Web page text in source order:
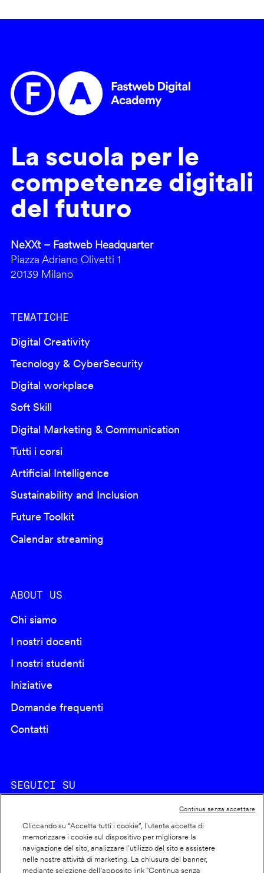
La scuola per le
competenze digitali
del futuro
NeXXt – Fastweb Headquarter
Piazza Adriano Olivetti 1
20139 Milano
TEMATICHE
Digital Creativity
Tecnology & CyberSecurity
Digital workplace
Soft Skill
Digital Marketing & Communication
Tutti i corsi
Artificial Intelligence
Sustainability and Inclusion
Future Toolkit
Calendar streaming
ABOUT US
Chi siamo
I nostri docenti
I nostri studenti
Iniziative
Domande frequenti
Contatti
SEGUICI SU
Cookie policy
Cliccando su “Accetta tutti i cookie”, l'utente accetta di
memorizzare i cookie sul dispositivo per migliorare la
navigazione del sito, analizzare l'utilizzo del sito e assistere
nelle nostre attività di marketing. La chiusura del banner,
mediante selezione dell’apposito link "Continua senza
Continua senza accettare